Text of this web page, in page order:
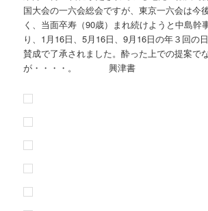
国大会の一六会総会ですが、東京一六会は今
く、当面卒寿（90歳）まれ続けようと中島幹
り、1月16日、5月16日、9月16日の年３回の
賛成で了承されました。酔った上での提案で
が・・・・。 興津書